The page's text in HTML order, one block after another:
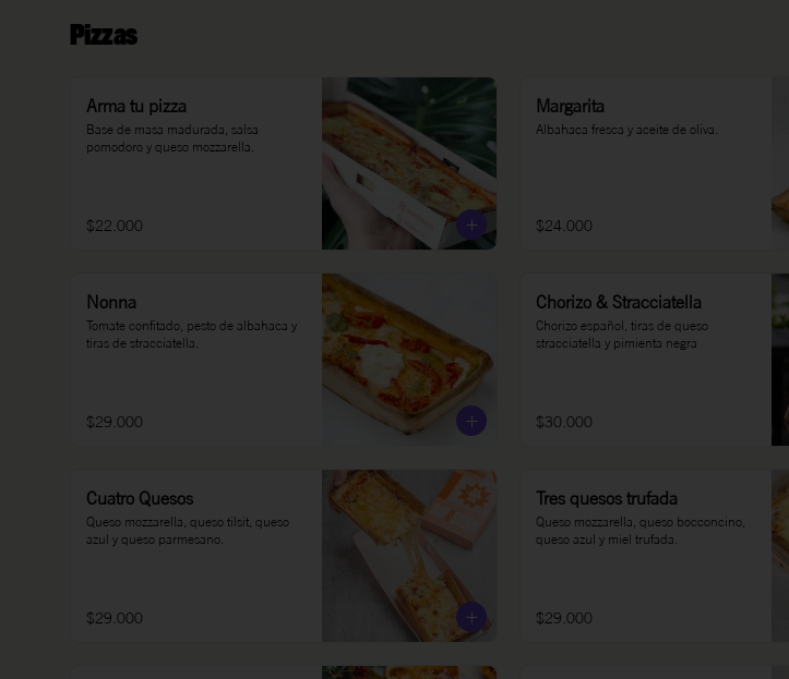
Pizzas
Arma tu pizza
Base de masa madurada, salsa
pomodoro y queso mozzarella.
$22.000
Margarita
Albahaca fresca y aceite de oliva.
$24.000
Nonna
Tomate confitado, pesto de albahaca y
tiras de stracciatella.
$29.000
Chorizo & Stracciatella
Chorizo español, tiras de queso
stracciatella y pimienta negra
$30.000
Cuatro Quesos
Queso mozzarella, queso tilsit, queso
azul y queso parmesano.
$29.000
Tres quesos trufada
Queso mozzarella, queso bocconcino,
queso azul y miel trufada.
$29.000